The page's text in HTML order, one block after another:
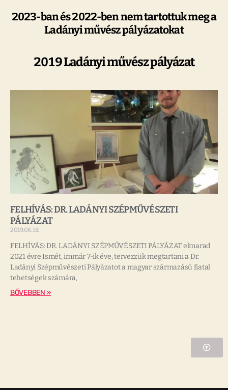
2023-ban és 2022-ben nem tartottuk meg a
Ladányi művész pályázatokat
2019 Ladányi művész pályázat
FELHÍVÁS: DR. LADÁNYI SZÉPMŰVÉSZETI
PÁLYÁZAT
2019.06.18.
FELHÍVÁS: DR. LADÁNYI SZÉPMŰVÉSZETI PÁLYÁZAT elmarad
2021 évre Ismét, immár 7-ik éve, tervezzük megtartani a Dr.
Ladányi Szépművészeti Pályázatot a magyar származású fiatal
tehetségek számára,
BŐVEBBEN »